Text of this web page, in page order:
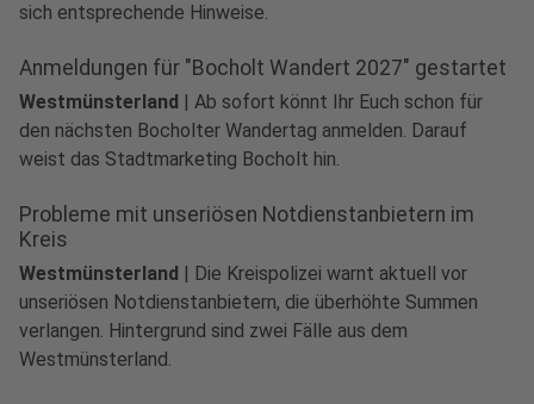
sich entsprechende Hinweise.
Anmeldungen für "Bocholt Wandert 2027" gestartet
Westmünsterland | Ab sofort könnt Ihr Euch schon für
den nächsten Bocholter Wandertag anmelden. Darauf
weist das Stadtmarketing Bocholt hin.
Probleme mit unseriösen Notdienstanbietern im
Kreis
Westmünsterland | Die Kreispolizei warnt aktuell vor
unseriösen Notdienstanbietern, die überhöhte Summen
verlangen. Hintergrund sind zwei Fälle aus dem
Westmünsterland.